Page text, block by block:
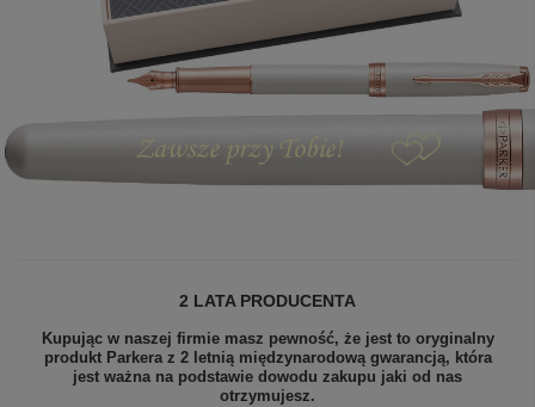
2 LATA PRODUCENTA
Kupując w naszej firmie masz pewność, że jest to oryginalny
produkt Parkera z 2 letnią międzynarodową gwarancją, która
jest ważna na podstawie dowodu zakupu jaki od nas
otrzymujesz.